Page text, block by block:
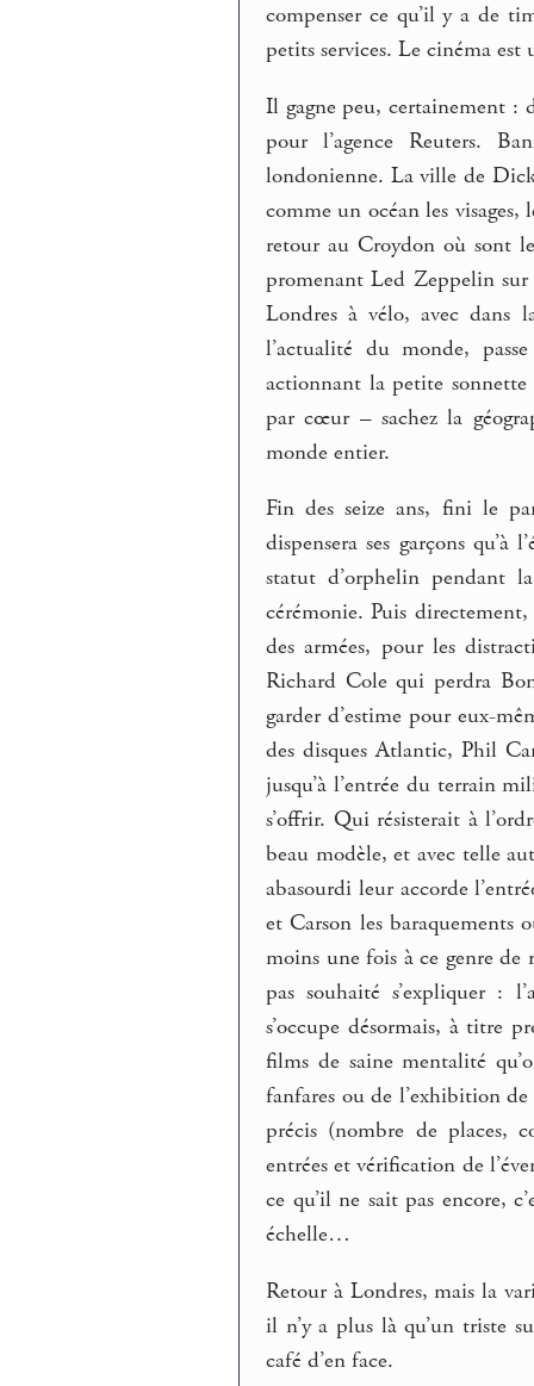
compenser ce qu’il y a de
petits services. Le cinéma
Il gagne peu, certainement :
pour l’agence Reuters.
londonienne. La ville de
comme un océan les
retour au Croydon où sont
promenant Led Zeppelin sur
Londres à vélo, avec dans
l’actualité du monde,
actionnant la petite
par cœur – sachez la
monde entier.
Fin des seize ans, fini le
dispensera ses garçons
statut d’orphelin pendant
cérémonie. Puis
des armées, pour les
Richard Cole qui perdra
garder d’estime pour eux-
des disques Atlantic, Phil
jusqu’à l’entrée du terrain
s’offrir. Qui résisterait à
beau modèle, et avec telle
abasourdi leur accorde
et Carson les baraquements
moins une fois à ce genre
pas souhaité s’expliquer :
s’occupe désormais, à titre
films de saine mentalité
fanfares ou de l’exhibition
précis (nombre de places,
entrées et vérification de
ce qu’il ne sait pas encore,
échelle…
Retour à Londres, mais la
il n’y a plus là qu’un triste
café d’en face.